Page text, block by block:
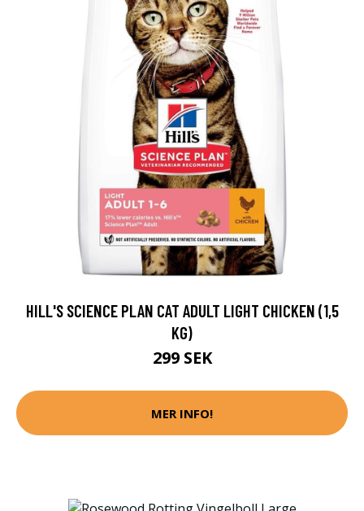
HILL'S SCIENCE PLAN CAT ADULT LIGHT CHICKEN (1,5
KG)
299 SEK
MER INFO!